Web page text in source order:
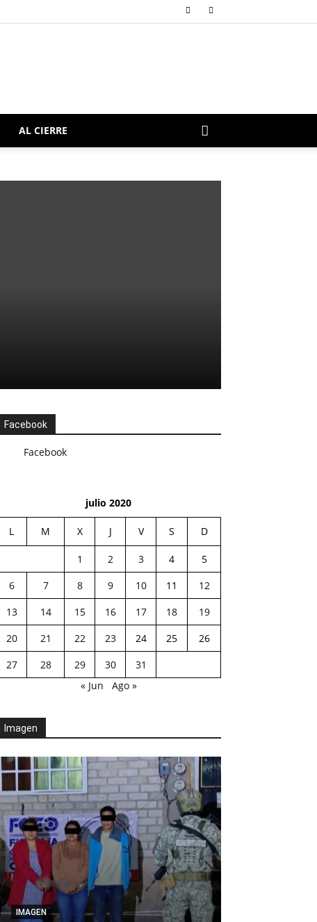
AL CIERRE
Facebook
Facebook
julio 2020
L M X J V S D
1 2 3 4
5
6
7 8 9 10 11
12
13
14 15 16 17 18
19
20
21 22 23 24 25
26
27
28 29 30
31
« Jun
Ago »
Imagen
IMAGEN